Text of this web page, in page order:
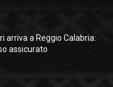
arriva a Reggio Calabria:
assicurato